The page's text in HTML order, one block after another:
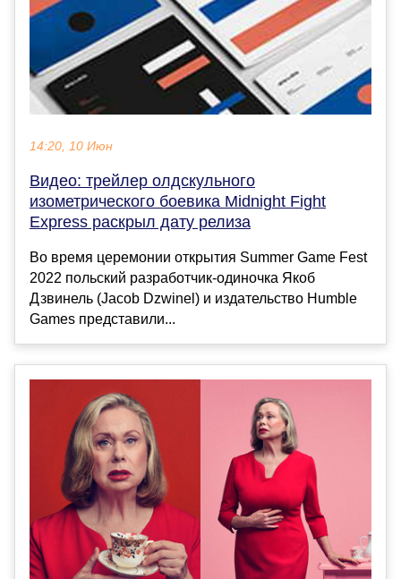
14:20, 10 Июн
Видео: трейлер олдскульного
изометрического боевика Midnight Fight
Express раскрыл дату релиза
Во время церемонии открытия Summer Game Fest
2022 польский разработчик-одиночка Якоб
Дзвинель (Jacob Dzwinel) и издательство Humble
Games представили...